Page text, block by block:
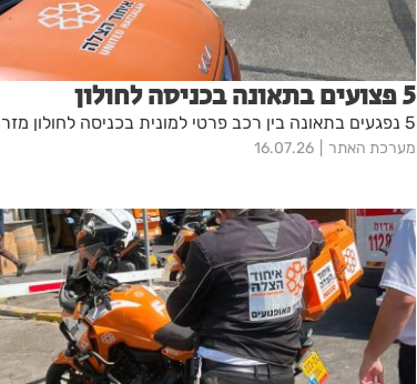
5 פצועים בתאונה בכניסה לחולון
5 נפגעים בתאונה בין רכב פרטי למונית בכניסה לחולון מזרח
מערכת האתר 16.07.26